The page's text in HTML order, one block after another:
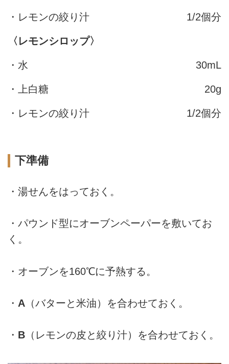
・レモンの絞り汁 1/2個分
〈レモンシロップ〉
・水 30mL
・上白糖 20g
・レモンの絞り汁 1/2個分
下準備
・湯せんをはっておく。
・パウンド型にオーブンペーパーを敷いてお
く。
・オーブンを160℃に予熱する。
・ A （バターと米油）を合わせておく。
・ B （レモンの皮と絞り汁）を合わせておく。